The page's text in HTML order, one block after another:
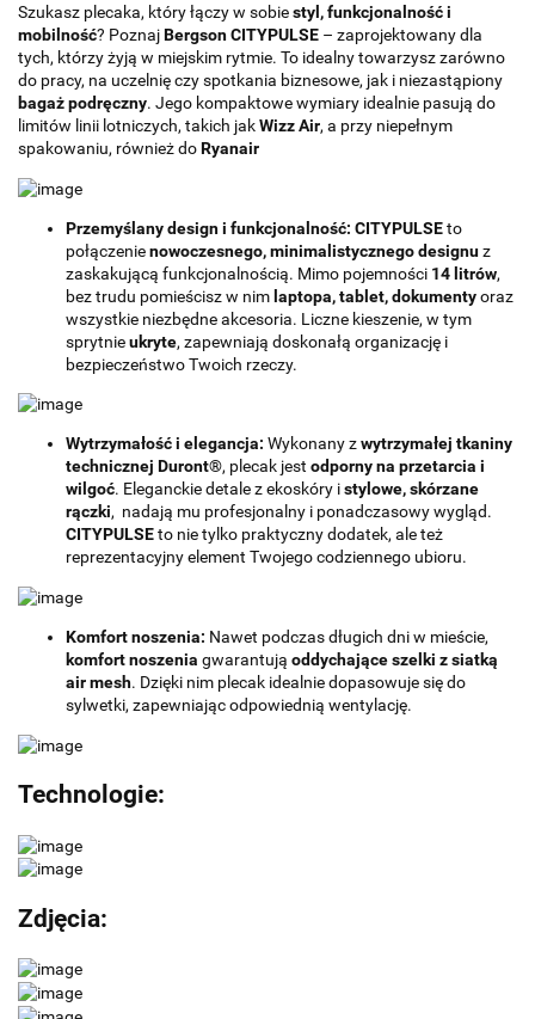
Szukasz plecaka, który łączy w sobiestyl, funkcjonalność i
mobilność? PoznajBergson CITYPULSE – zaprojektowany dla
tych, którzy żyją w miejskim rytmie. To idealny towarzysz zarówno
do pracy, na uczelnię czy spotkania biznesowe, jak i niezastąpiony
bagaż podręczny. Jego kompaktowe wymiary idealnie pasują do
limitów linii lotniczych, takich jakWizz Air, a przy niepełnym
spakowaniu, również doRyanair
Przemyślany design i funkcjonalność: CITYPULSEto
połączenienowoczesnego, minimalistycznego designuz
zaskakującą funkcjonalnością. Mimo pojemności 14 litrów,
bez trudu pomieścisz w nim laptopa, tablet, dokumentyoraz
wszystkie niezbędne akcesoria. Liczne kieszenie, w tym
sprytnieukryte, zapewniają doskonałą organizację i
bezpieczeństwo Twoich rzeczy.
Wytrzymałość i elegancja: Wykonany zwytrzymałej tkaniny
technicznej Duront®, plecak jest odporny na przetarcia i
wilgoć. Eleganckie detale z ekoskóry istylowe, skórzane
rączki, nadają mu profesjonalny i ponadczasowy wygląd.
CITYPULSEto nie tylko praktyczny dodatek, ale też
reprezentacyjny element Twojego codziennego ubioru.
Komfort noszenia: Nawet podczas długich dni w mieście,
komfort noszenia gwarantują oddychające szelki z siatką
air mesh. Dzięki nim plecak idealnie dopasowuje się do
sylwetki, zapewniając odpowiednią wentylację.
Technologie:
Zdjęcia: